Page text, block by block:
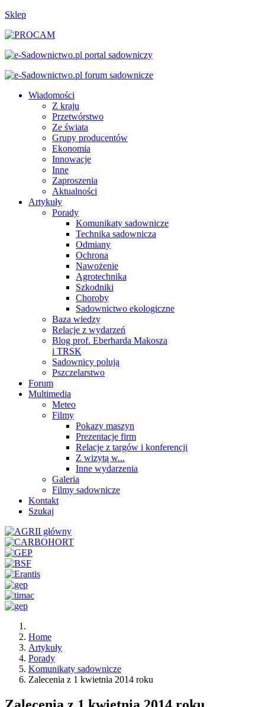
Sklep
Wiadomości
Z kraju
Przetwórstwo
Ze świata
Grupy producentów
Ekonomia
Innowacje
Inne
Zaproszenia
Aktualności
Artykuły
Porady
Komunikaty sadownicze
Technika sadownicza
Odmiany
Ochrona
Nawożenie
Agrotechnika
Szkodniki
Choroby
Sadownictwo ekologiczne
Baza wiedzy
Relacje z wydarzeń
Blog prof. Eberharda Makosza
i TRSK
Sadownicy polują
Pszczelarstwo
Forum
Multimedia
Meteo
Filmy
Pokazy maszyn
Prezentacje firm
Relacje z targów i konferencji
Z wizytą w...
Inne wydarzenia
Galeria
Filmy sadownicze
Kontakt
Szukaj
Home
Artykuły
Porady
Komunikaty sadownicze
Zalecenia z 1 kwietnia 2014 roku